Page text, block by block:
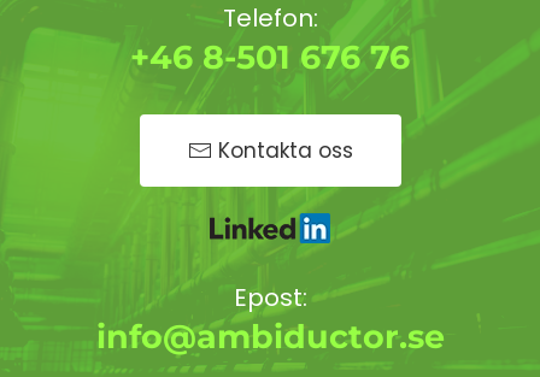
Telefon:
+46 8-501 676 76
Kontakta oss
Epost:
info@ambiductor.se